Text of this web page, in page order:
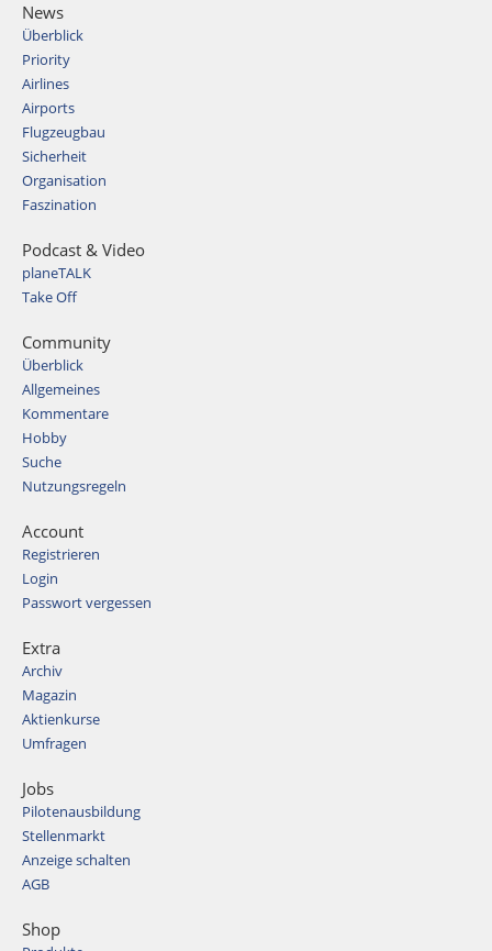
News
Überblick
Priority
Airlines
Airports
Flugzeugbau
Sicherheit
Organisation
Faszination
Podcast & Video
planeTALK
Take Off
Community
Überblick
Allgemeines
Kommentare
Hobby
Suche
Nutzungsregeln
Account
Registrieren
Login
Passwort vergessen
Extra
Archiv
Magazin
Aktienkurse
Umfragen
Jobs
Pilotenausbildung
Stellenmarkt
Anzeige schalten
AGB
Shop